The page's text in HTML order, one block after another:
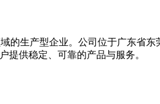
的生产型企业。公司位于广东省
提供稳定、可靠的产品与服务。